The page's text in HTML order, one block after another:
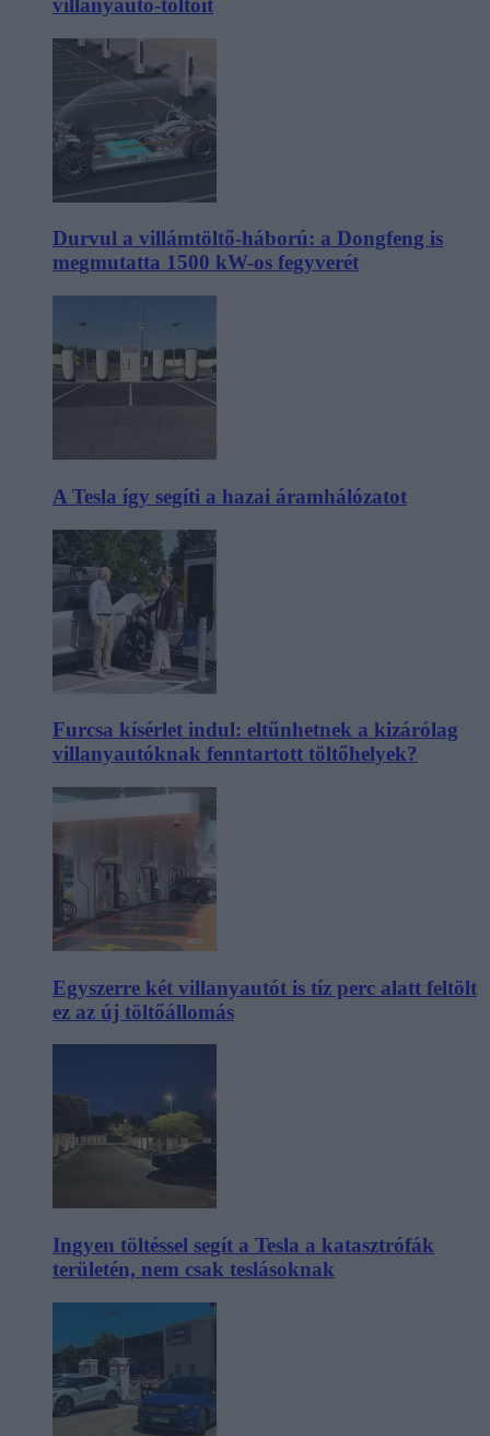
villanyautó-töltőit
Durvul a villámtöltő-háború: a Dongfeng is
megmutatta 1500 kW-os fegyverét
A Tesla így segíti a hazai áramhálózatot
Furcsa kísérlet indul: eltűnhetnek a kizárólag
villanyautóknak fenntartott töltőhelyek?
Egyszerre két villanyautót is tíz perc alatt feltölt
ez az új töltőállomás
Ingyen töltéssel segít a Tesla a katasztrófák
területén, nem csak teslásoknak